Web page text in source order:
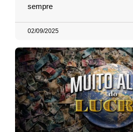
sempre
02/09/2025